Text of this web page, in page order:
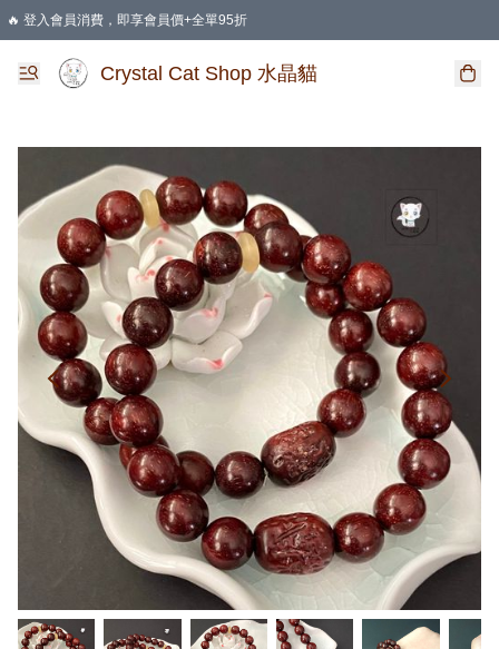
🔥 登入會員消費，即享會員價+全單95折
🛍️ 購物滿HKD 400 即享免運費優惠
Crystal Cat Shop 水晶貓